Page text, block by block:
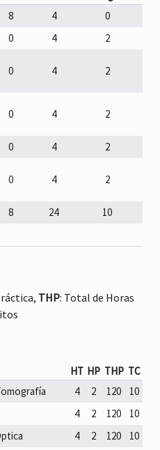
8 4
0
0 4
2
0 4 2
0 4 2
0 4
2
0 4 2
8 24
10
THP: Total de Horas
HT HP THP TC
4 2 120
10
4 2 120
10
4 2 120
10